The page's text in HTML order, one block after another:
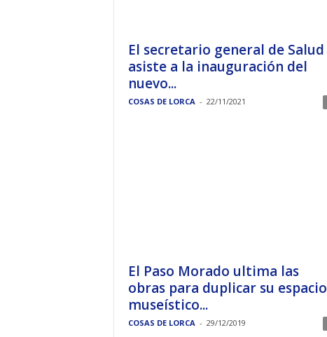
El secretario general de Salud
asiste a la inauguración del
nuevo...
COSAS DE LORCA - 22/11/2021
El Paso Morado ultima las
obras para duplicar su espacio
museístico...
COSAS DE LORCA - 29/12/2019